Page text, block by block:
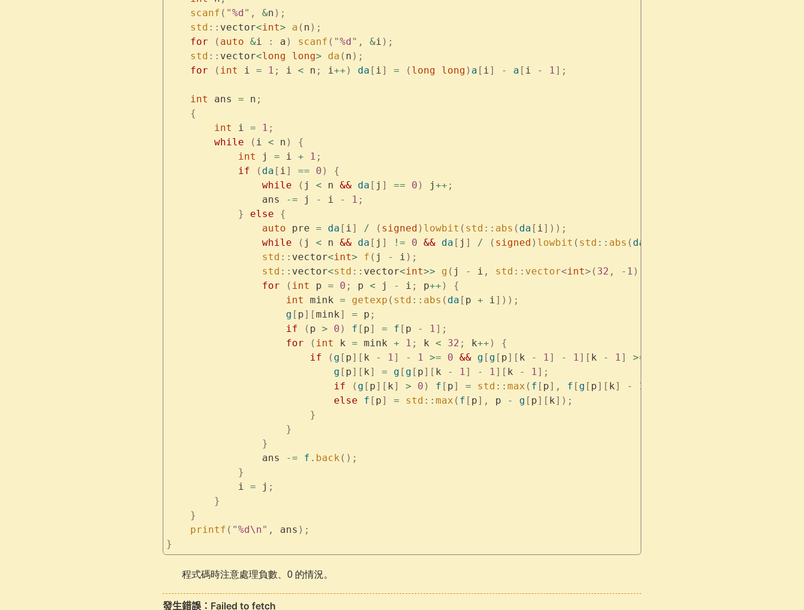
    scanf
( "%d " , &n );
    std
:: vector<int> a ( n );
    for
( auto &i : a ) scanf ( "%d " , &i );
    std
:: vector<long long> da ( n );
    for
( int i = 1 ; i < n ; i++ ) da [ i] = ( long long ) a [ i] - a [ i - 1];
    int
ans = n ;
    {
        int
i = 1 ;
        while
( i < n )
{
            int
j = i + 1 ;
            if
( da [ i] == 0 )
{
                while
( j < n && da [ j ] == 0 ) j++ ;
                ans
-= j - i - 1 ;
            }
else {
                auto
pre = da [ i] / ( signed ) lowbit ( std :: abs ( da [ i]));
                while
( j < n && da [ j ] != 0 && da [ j ] / ( signed ) lowbit ( std :: abs ( da
                std
:: vector<int> f ( j - i );
                std
:: vector<std :: vector<int>> g ( j - i , std :: vector<int>( 32 , - 1 ));
                for
( int p = 0 ; p < j - i ; p++ )
{
                    int
mink = getexp ( std :: abs ( da [ p + i]));
                    g
[ p][mink] = p ;
                    if
( p > 0 ) f [ p] = f [ p - 1];
                    for
( int k = mink + 1 ; k < 32 ; k++ )
{
                        if
( g [ p][ k - 1] - 1 >= 0 && g [ g [ p][ k - 1] - 1][ k - 1] >=
                            g
[ p][ k] = g [ g [ p][ k - 1] - 1][ k - 1];
                            if
( g [ p][ k] > 0 ) f [ p] = std :: max ( f [ p], f [ g [ p][ k] - 1
                            else
f [ p] = std :: max ( f [ p], p - g [ p][ k]);
                        }
                    }
                }
                ans
-= f . back ();
            }
            i
= j ;
        }
    }
    printf
( "%d\n" , ans );
}
程式碼時注意處理負數、0 的情況。